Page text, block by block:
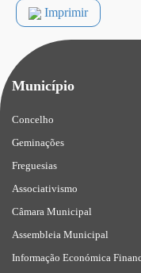
Imprimir
Município
Concelho
Geminações
Freguesias
Associativismo
Câmara Municipal
Assembleia Municipal
Informação Económica